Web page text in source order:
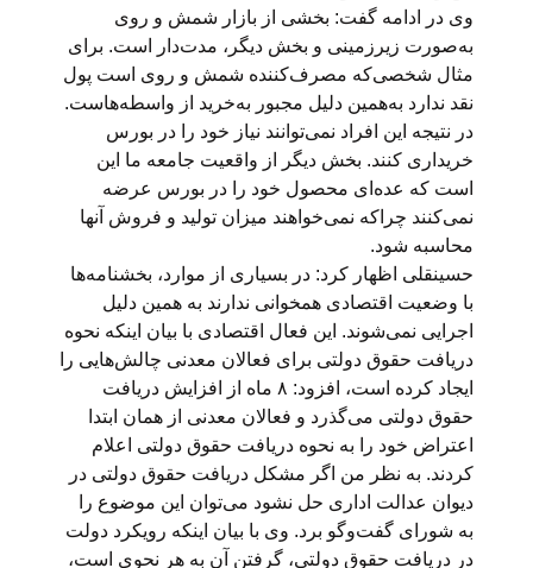
وی در ادامه گفت: بخشی از بازار شمش و روی
به‌صورت زیرزمینی و بخش دیگر، مدت‌دار است. برای
مثال شخصی‌که مصرف‌کننده شمش و روی است پول
نقد ندارد به‌همین دلیل مجبور به‌خرید از واسطه‌هاست.
در نتیجه این افراد نمی‌توانند نیاز خود را در بورس
خریداری کنند. بخش دیگر از واقعیت جامعه ما این
است که عده‌ای محصول خود را در بورس عرضه
نمی‌کنند چراکه نمی‌خواهند میزان تولید و فروش آنها
محاسبه شود.
حسینقلی اظهار کرد: در بسیاری از موارد، بخشنامه‌ها
با وضعیت اقتصادی همخوانی ندارند به همین دلیل
اجرایی نمی‌شوند. این فعال اقتصادی با بیان اینکه نحوه
دریافت حقوق دولتی برای فعالان معدنی چالش‌هایی را
ایجاد کرده است، افزود: ۸ ماه از افزایش دریافت
حقوق دولتی می‌گذرد و فعالان معدنی از همان ابتدا
اعتراض خود را به نحوه دریافت حقوق دولتی اعلام
کردند. به نظر من اگر مشکل دریافت حقوق دولتی در
دیوان عدالت اداری حل نشود می‌توان این موضوع را
به شورای گفت‌وگو برد. وی با بیان اینکه رویکرد دولت
در دریافت حقوق دولتی، گرفتن آن به هر نحوی است،